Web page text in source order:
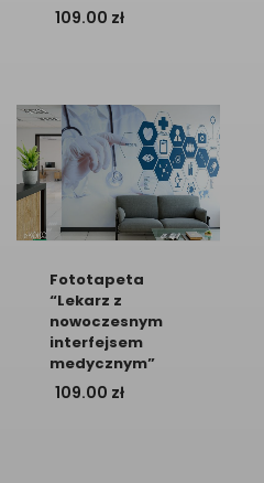
109.00 zł
Fototapeta
“Lekarz z
nowoczesnym
interfejsem
medycznym”
109.00 zł